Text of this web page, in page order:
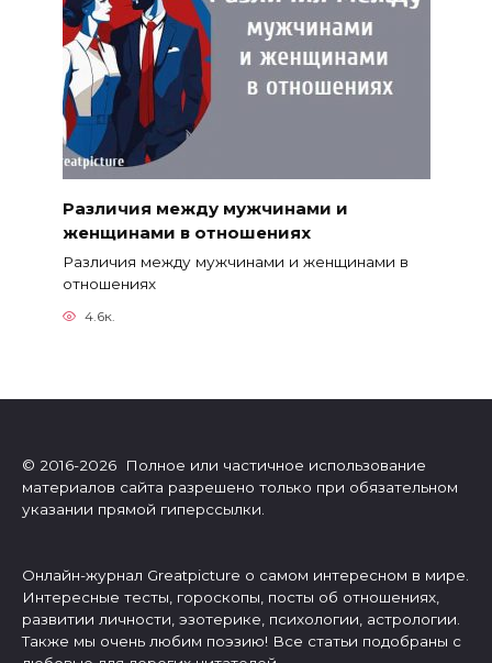
Различия между мужчинами и
женщинами в отношениях
Различия между мужчинами и женщинами в
отношениях
4.6к.
© 2016-2026 Полное или частичное использование
материалов сайта разрешено только при обязательном
указании прямой гиперссылки.
Онлайн-журнал Greatpicture о самом интересном в мире.
Интересные тесты, гороскопы, посты об отношениях,
развитии личности, эзотерике, психологии, астрологии.
Также мы очень любим поэзию! Все статьи подобраны с